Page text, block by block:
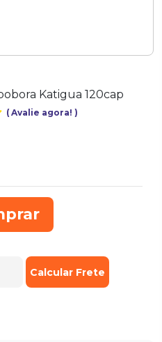
Katigua 120cap
(Avalie agora! )